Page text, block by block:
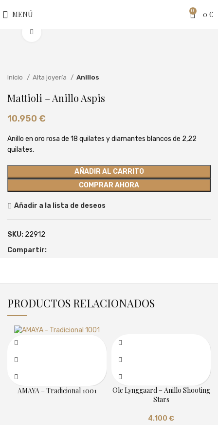
MENÚ 0 0 €
Inicio Alta joyería Anillos
Mattioli – Anillo Aspis
10.950 €
Anillo en oro rosa de 18 quilates y diamantes blancos de 2,22
quilates.
AÑADIR AL CARRITO
COMPRAR AHORA
Añadir a la lista de deseos
SKU: 22912
Compartir:
PRODUCTOS RELACIONADOS
AMAYA – Tradicional 1001
Ole Lynggaard – Anillo Shooting
Stars
4.100 €